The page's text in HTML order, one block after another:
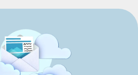
Fire 的 G5 卡牌遊戲，以及相
遊戲
卡牌遊戲